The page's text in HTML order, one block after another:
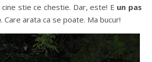
stie ce chestie. Dar, este! E un pas
. Care arata ca se poate. Ma bucur!